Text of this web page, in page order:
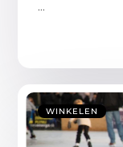
...
WINKELEN